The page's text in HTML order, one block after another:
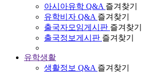
아시아유학 Q&A 즐겨찾기
유학비자 Q&A 즐겨찾기
출국자모임게시판 즐겨찾기
출국정보게시판 즐겨찾기
유학생활
생활정보 Q&A 즐겨찾기